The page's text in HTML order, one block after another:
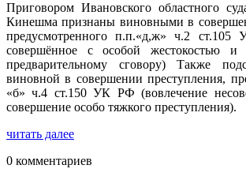
Приговором Ивановского областного
Кинешма признаны виновными в
предусмотренного п.п.«д,ж» ч.2
совершённое с особой жестокостью
предварительному сговору) Также
виновной в совершении преступления,
«б» ч.4 ст.150 УК РФ (вовлечение
совершение особо тяжкого преступления).
читать далее
0 комментариев